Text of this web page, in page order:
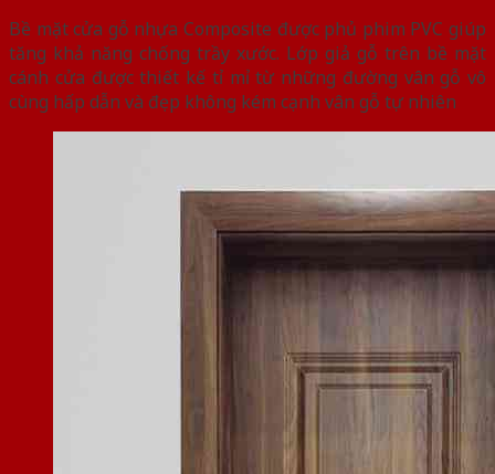
Bề mặt cửa gỗ nhựa Composite được phủ phim PVC giúp
tăng khả năng chống trầy xước. Lớp giả gỗ trên bề mặt
cánh cửa được thiết kế tỉ mỉ từ những đường vân gỗ vô
cùng hấp dẫn và đẹp không kém cạnh vân gỗ tự nhiên